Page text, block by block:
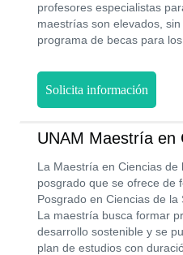
profesores especialistas
maestrías son elevados,
programa de becas para
Solicita información
UNAM Maestría en
La Maestría en Ciencias
posgrado que se ofrece de
Posgrado en Ciencias de la
La maestría busca formar
desarrollo sostenible y se
plan de estudios con